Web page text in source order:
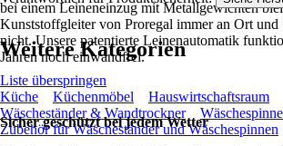
bei einem Leineneinzug mit Metallgewichten
Kunststoffgleiter von Proregal immer an Ort und
nicht. Unsere patentierte Leinenautomatik
Jahren noch einwandfrei.
Sicher geschützt bei jedem Wetter
Weitere Kategorien
Liste überspringen
Küche
Küchenmöbel
Hauswirtschaftsraum
Wäscheständer & Wandtrockner
Zubehör für Wäscheständer und Wäschespinnen